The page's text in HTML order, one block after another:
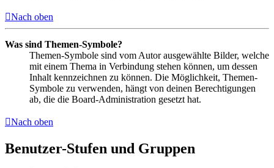
Nach oben
Was sind Themen-Symbole?
Themen-Symbole sind vom Autor ausgewählte Bilder, welche
mit einem Thema in Verbindung stehen können, um dessen
Inhalt kennzeichnen zu können. Die Möglichkeit, Themen-
Symbole zu verwenden, hängt von deinen Berechtigungen
ab, die die Board-Administration gesetzt hat.
Nach oben
Benutzer-Stufen und Gruppen